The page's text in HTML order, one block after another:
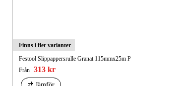
Finns i fler varianter
Festool Slippappersrulle Granat 115mmx25m P
Från 313 kr